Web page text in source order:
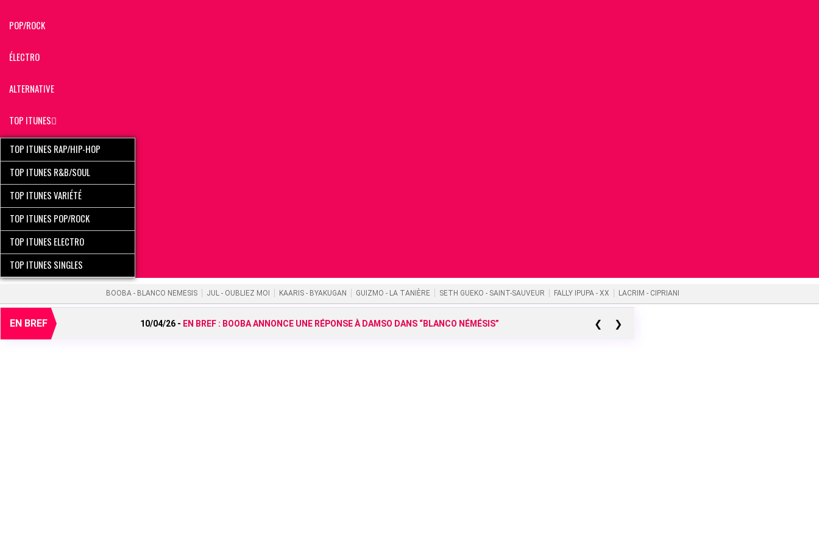
POP/ROCK
ÉLECTRO
ALTERNATIVE
TOP ITUNES
TOP ITUNES RAP/HIP-HOP
TOP ITUNES R&B/SOUL
TOP ITUNES VARIÉTÉ
TOP ITUNES POP/ROCK
TOP ITUNES ELECTRO
TOP ITUNES SINGLES
BOOBA - BLANCO NEMESIS JUL - OUBLIEZ MOI KAARIS - BYAKUGAN GUIZMO - LA TANIÈRE SETH GUEKO - SAINT-SAUVEUR FALLY IPUPA - XX LACRIM - CIPRIANI
EN BREF 10/04/26 - EN BREF : BOOBA ANNONCE UNE RÉPONSE À DAMSO DANS “BLANCO NÉMÉSIS” ❮ ❯